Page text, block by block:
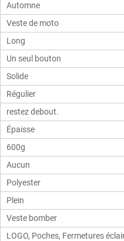
Automne
Veste de moto
Long
Un seul bouton
Solide
Régulier
restez debout.
Épaisse
600g
Aucun
Polyester
Plein
Veste bomber
LOGO, Poches, Fermetures